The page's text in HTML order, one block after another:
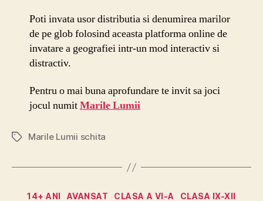
schita
Poti invata usor distributia si denumirea marilor
de pe glob folosind aceasta platforma online de
invatare a geografiei intr-un mod interactiv si
distractiv.
Pentru o mai buna aprofundare te invit sa joci
jocul numitMarile Lumii
EticheteMarile Lumii schita
Categorii
14+ ANI AVANSAT CLASA A VI-A
CLASA IX-XII